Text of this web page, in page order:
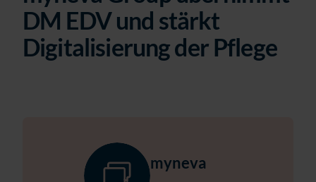
DM EDV und stärkt
Digitalisierung der Pflege
myneva